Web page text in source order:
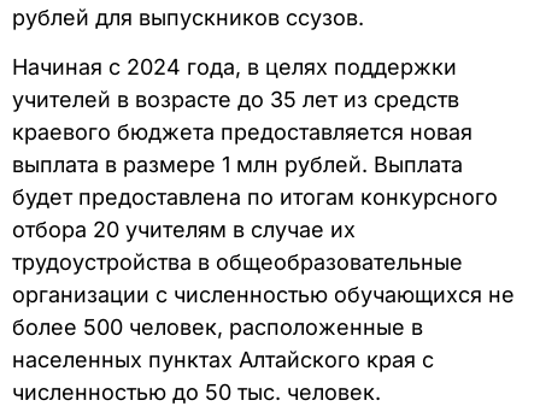
рублей для выпускников ссузов.
Начиная с 2024 года, в целях поддержки
учителей в возрасте до 35 лет из средств
краевого бюджета предоставляется новая
выплата в размере 1 млн рублей. Выплата
будет предоставлена по итогам конкурсного
отбора 20 учителям в случае их
трудоустройства в общеобразовательные
организации с численностью обучающихся не
более 500 человек, расположенные в
населенных пунктах Алтайского края с
численностью до 50 тыс. человек.